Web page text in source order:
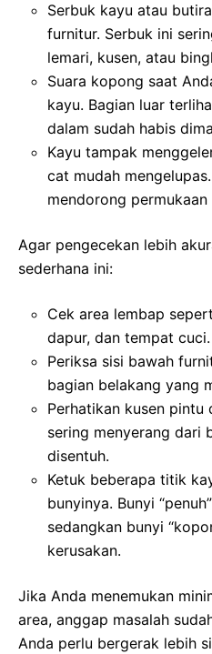
Serbuk kayu atau
furnitur. Serbuk ini
lemari, kusen, atau
Suara kopong saat
kayu. Bagian luar
dalam sudah habis
Kayu tampak
cat mudah
mendorong
Agar pengecekan lebih
sederhana ini:
Cek area lembap
dapur, dan tempat cuci.
Periksa sisi bawah
bagian belakang yang
Perhatikan kusen pintu
sering menyerang dari
disentuh.
Ketuk beberapa titik
bunyinya. Bunyi
sedangkan bunyi
kerusakan.
Jika Anda menemukan
area, anggap masalah
Anda perlu bergerak lebih